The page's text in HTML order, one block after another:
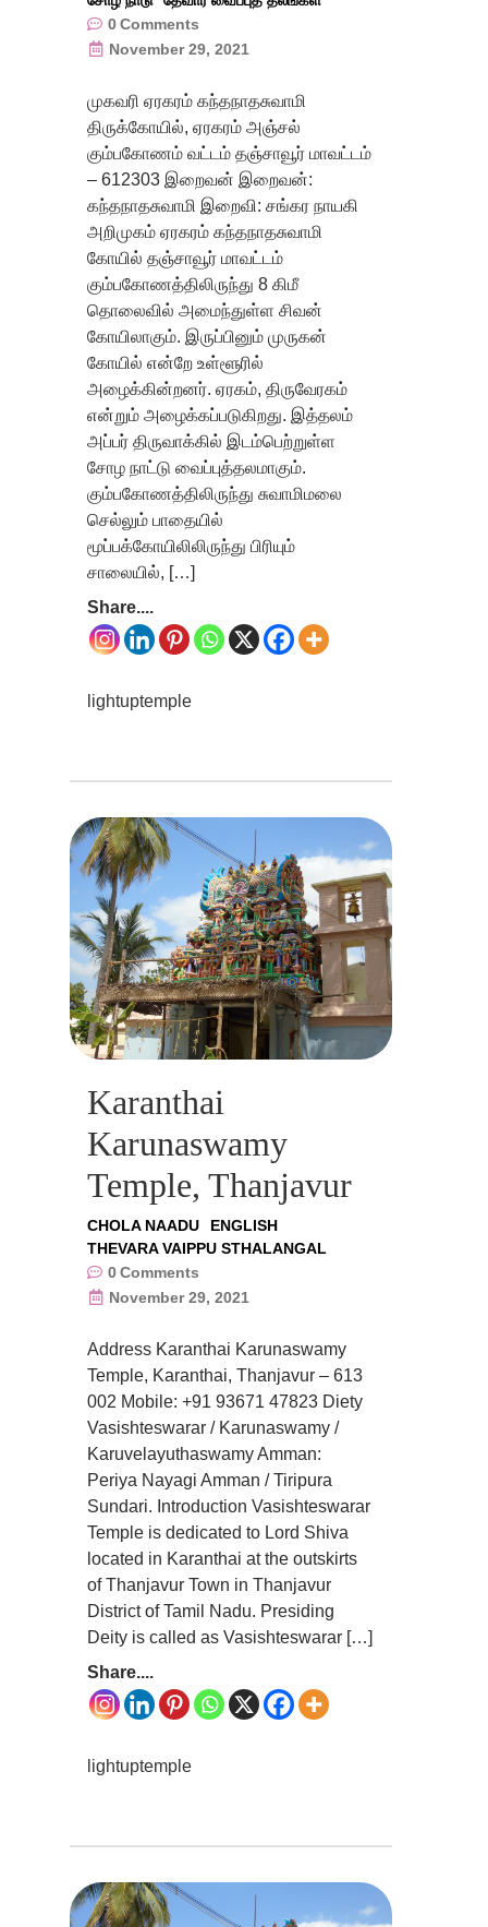
0Comments
November 29, 2021
முகவரி ஏரகரம் கந்தநாதசுவாமி
திருக்கோயில், ஏரகரம் அஞ்சல்
கும்பகோணம் வட்டம் தஞ்சாவூர் மாவட்டம்
– 612303 இறைவன் இறைவன்:
கந்தநாதசுவாமி இறைவி: சங்கர நாயகி
அறிமுகம் ஏரகரம் கந்தநாதசுவாமி
கோயில் தஞ்சாவூர் மாவட்டம்
கும்பகோணத்திலிருந்து 8 கிமீ
தொலைவில் அமைந்துள்ள சிவன்
கோயிலாகும். இருப்பினும் முருகன்
கோயில் என்றே உள்ளூரில்
அழைக்கின்றனர். ஏரகம், திருவேரகம்
என்றும் அழைக்கப்படுகிறது. இத்தலம்
அப்பர் திருவாக்கில் இடம்பெற்றுள்ள
சோழ நாட்டு வைப்புத்தலமாகும்.
கும்பகோணத்திலிருந்து சுவாமிமலை
செல்லும் பாதையில்
மூப்பக்கோயிலிலிருந்து பிரியும்
சாலையில், […]
Share....
lightuptemple
Karanthai
Karunaswamy
Temple, Thanjavur
CHOLA NAADU
ENGLISH
THEVARA VAIPPU STHALANGAL
0Comments
November 29, 2021
Address Karanthai Karunaswamy
Temple, Karanthai, Thanjavur – 613
002 Mobile: +91 93671 47823 Diety
Vasishteswarar / Karunaswamy /
Karuvelayuthaswamy Amman:
Periya Nayagi Amman / Tiripura
Sundari. Introduction Vasishteswarar
Temple is dedicated to Lord Shiva
located in Karanthai at the outskirts
of Thanjavur Town in Thanjavur
District of Tamil Nadu. Presiding
Deity is called as Vasishteswarar […]
Share....
lightuptemple